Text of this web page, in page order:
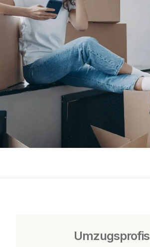
Umzugsprofis